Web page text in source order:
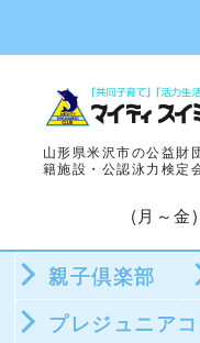
山形県米沢市の公益
籍施設・公認泳力検定
(月～金
親子倶楽部
プレジュニア